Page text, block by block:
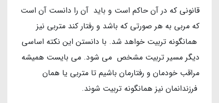
قانونی که در آن حاکم است و باید آن را دانست آن است
که مربی به هر صورتی که باشد و رفتار کند متربی نیز
همانگونه تربیت خواهد شد. با دانستن این نکته اساسی
دیگر مسیر تربیت مشخص می شود. می بایست همیشه
مراقب خودمان و رفتارمان باشیم تا متربی یا همان
فرزندانمان نیز همانگونه تربیت شوند.